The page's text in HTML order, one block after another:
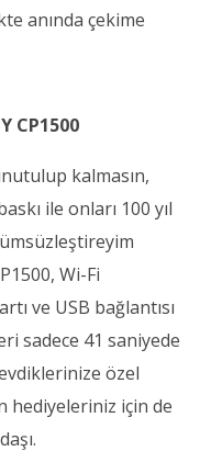
anında çekime
CP1500
kalmasın,
ile onları 100 yıl
Wi-Fi
ve USB bağlantısı
sadece 41 saniyede
özel
hediyeleriniz için de